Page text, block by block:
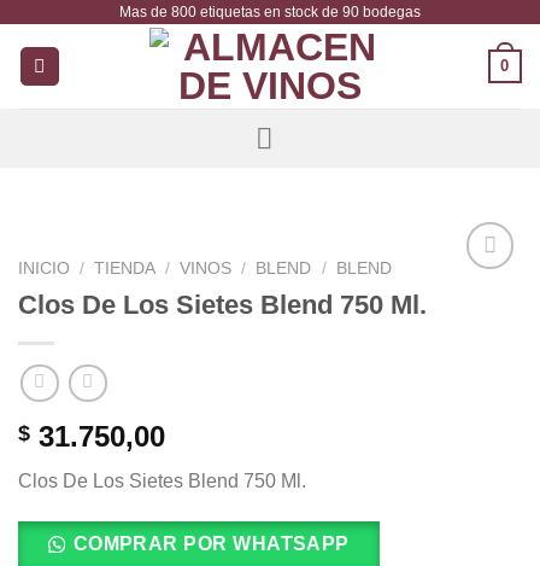
contenido
Mas de 800 etiquetas en stock de 90 bodegas
0
INICIO / TIENDA / VINOS / BLEND / BLEND
Clos De Los Sietes Blend 750 Ml.
$ 31.750,00
Clos De Los Sietes Blend 750 Ml.
COMPRAR POR WHATSAPP